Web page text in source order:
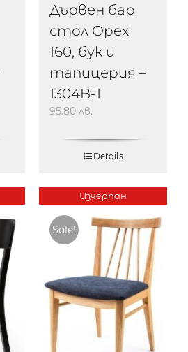
Дървен бар
стол Орех
160, бук и
тапицерия –
1304B-1
95.80 лв.
Details
Изчерпан
Sale!